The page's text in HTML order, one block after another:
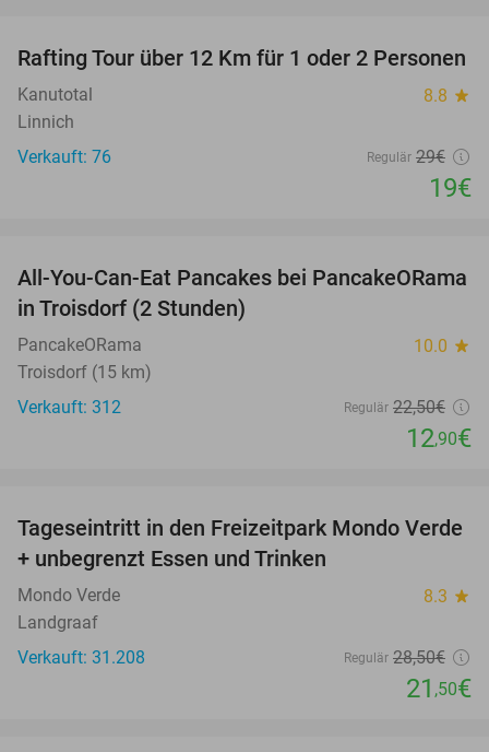
34%
Rafting Tour über 12 Km für 1 oder 2 Personen
Kanutotal 8.8 star
Linnich
Verkauft: 76
Regulär 29€
19€
43%
All-You-Can-Eat Pancakes bei PancakeORama
in Troisdorf (2 Stunden)
PancakeORama 10.0 star
Troisdorf (15 km)
Verkauft: 312
Regulär 22,50€
12,90€
25%
Tageseintritt in den Freizeitpark Mondo Verde
+ unbegrenzt Essen und Trinken
Mondo Verde 8.3 star
Landgraaf
Verkauft: 31.208
Regulär 28,50€
21 ,50€